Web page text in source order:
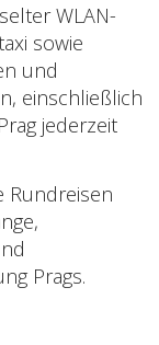
WLAN-
sowie
und
einschließlich
jederzeit
Rundreisen
Prags.